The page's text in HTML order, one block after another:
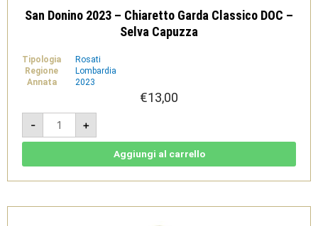
San Donino 2023 – Chiaretto Garda Classico DOC –
Selva Capuzza
Tipologia
Rosati
Regione
Lombardia
Annata
2023
€13,00
-
San
Donino
2023
-
DOC
Capuzza
+
Aggiungi al carrello